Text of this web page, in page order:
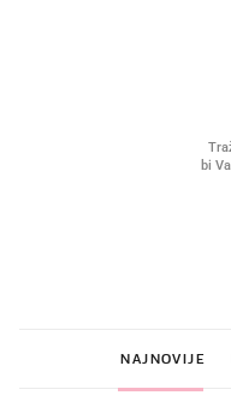
NAJNOVIJE